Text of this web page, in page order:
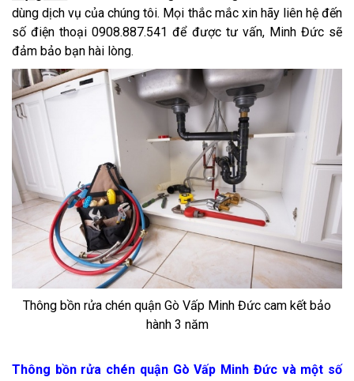
dùng dịch vụ của chúng tôi. Mọi thắc mắc xin hãy liên hệ đến
số điện thoại 0908.887.541 để được tư vấn, Minh Đức sẽ
đảm bảo bạn hài lòng.
Thông bồn rửa chén quận Gò Vấp Minh Đức cam kết bảo
hành 3 năm
Thông bồn rửa chén quận Gò Vấp Minh Đức và một số